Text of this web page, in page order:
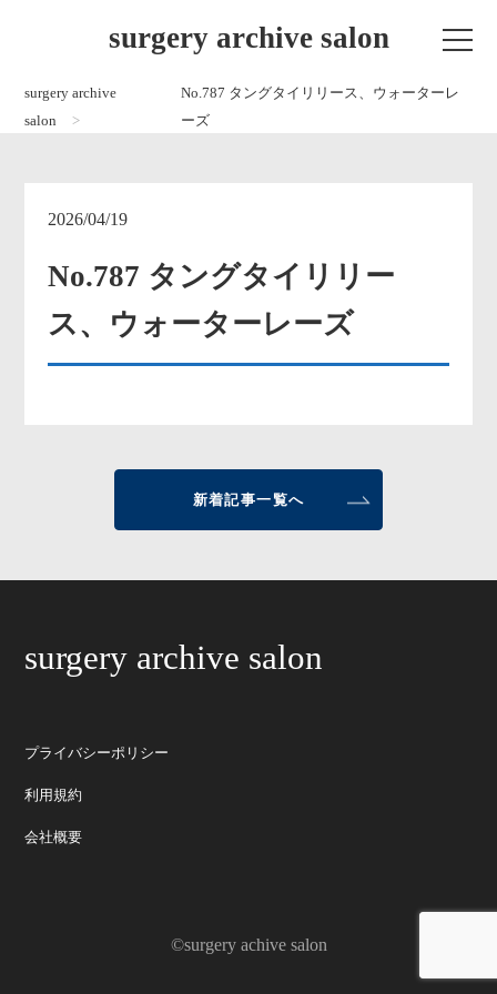
surgery archive salon
surgery archive
salon
No.787 タングタイリリース、ウォーターレ
ーズ
2026/04/19
No.787 タングタイリリー
ス、ウォーターレーズ
新着記事一覧へ
surgery archive salon
プライバシーポリシー
利用規約
会社概要
©surgery achive salon